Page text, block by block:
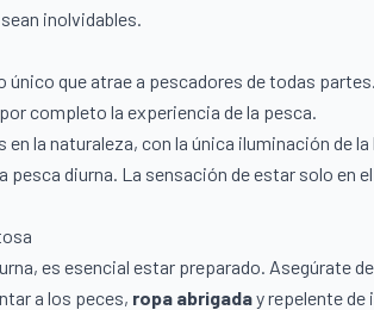
inolvidables.
único que atrae a pescadores de todas
completo la experiencia de la pesca.
la naturaleza, con la única iluminación de
diurna. La sensación de estar solo en
es esencial estar preparado. Asegúrate
a los peces, ropa abrigaday repelente